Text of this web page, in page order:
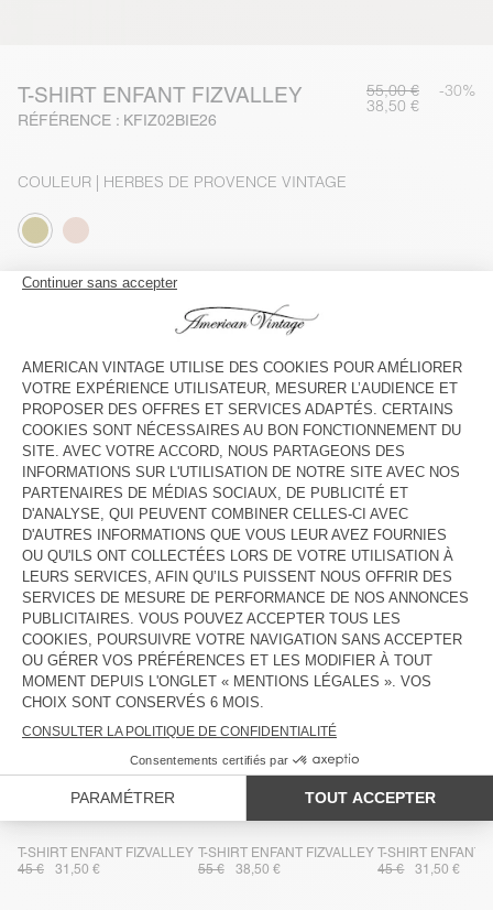
T-SHIRT ENFANT FIZVALLEY
RÉFÉRENCE : KFIZ02BIE26
55,00 € -30%
38,50 €
COULEUR | HERBES DE PROVENCE VINTAGE
9 11 13
Livraison estiméeentre le mardi 11 août et le jeudi 13 août
AJOUTER AU PANIER
VOIR LA DISPONIBILITE EN MAGASIN
DESCRIPTION
TAILLE ET COUPE
COMPOSITION
ENTRETIEN
TRAÇABILITÉ
LIVRAISON ET RETOURS
DANS LA MÊME MATIÈRE
T-SHIRT ENFANT FIZVALLEY
45 €
31,50 €
T-SHIRT ENFANT FIZVALLEY
55 €
38,50 €
T-SHIRT ENFANT
45 €
31,50 €